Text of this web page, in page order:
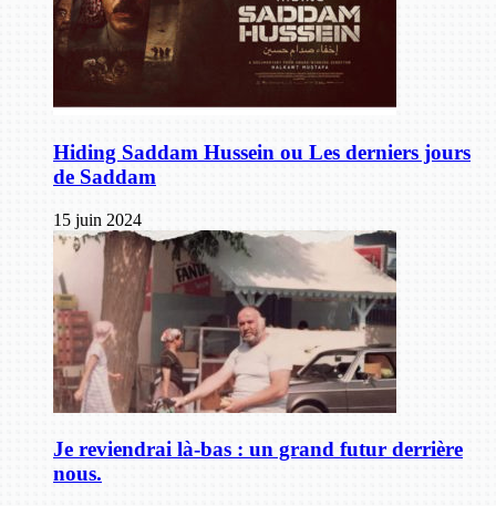
Hiding Saddam Hussein ou Les derniers jours
de Saddam
15 juin 2024
Je reviendrai là-bas : un grand futur derrière
nous.